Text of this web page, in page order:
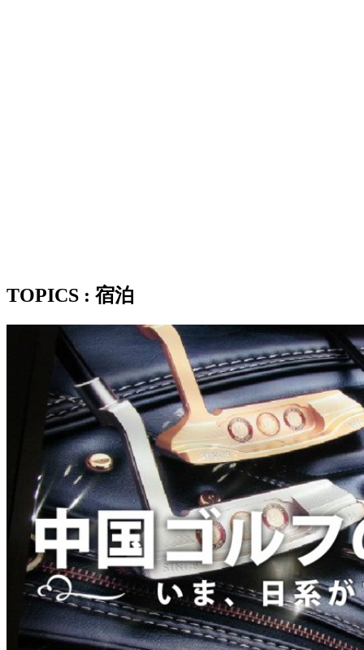
TOPICS : 宿泊